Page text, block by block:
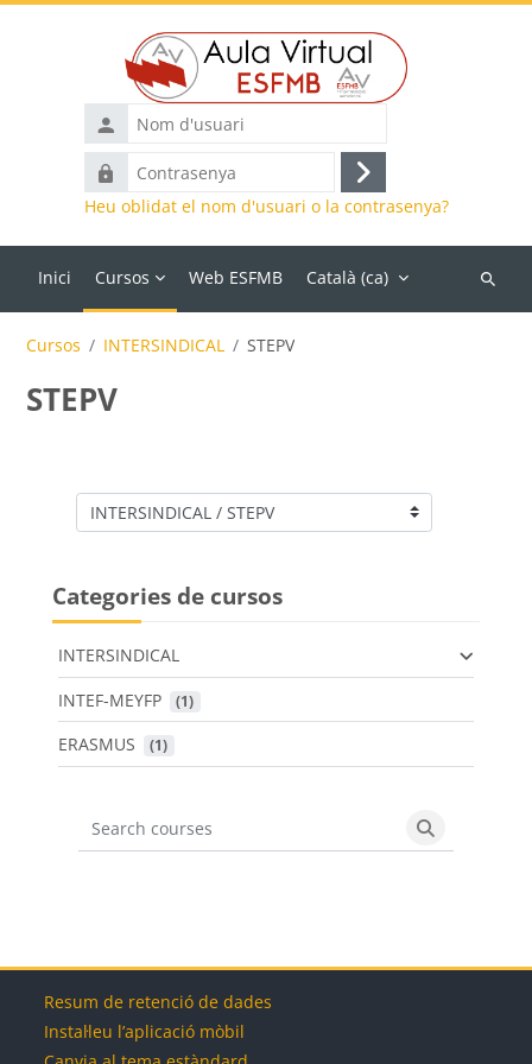
Nom
d'usuari
Contrasenya
Inicia
la
sessió
Heu oblidat el nom d'usuari o la contrasenya?
Inici Cursos Web ESFMB Català ‎(ca)‎
Cerca
Cursos INTERSINDICAL STEPV
STEPV
Categories de cursos
Categories de cursos
INTERSINDICAL
INTEF-MEYFP
(1)
ERASMUS (1)
Search courses
Search
Blocs
Blocs
Blocs
Blocs
Resum de retenció de dades
Instal·leu l’aplicació mòbil